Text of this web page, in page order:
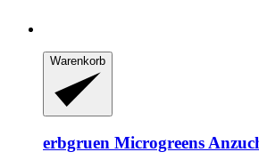
Warenkorb
erbgruen Microgreens